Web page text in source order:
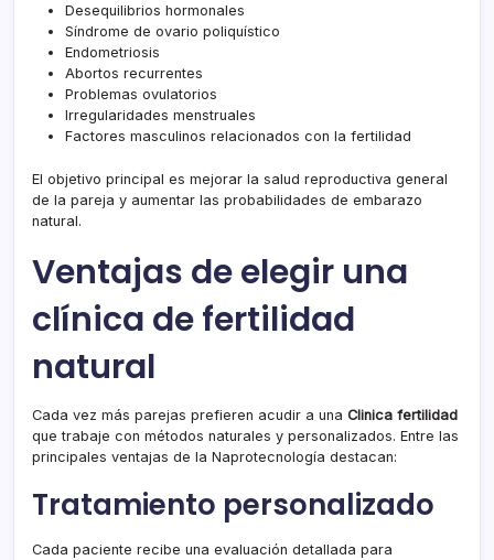
Desequilibrios hormonales
Síndrome de ovario poliquístico
Endometriosis
Abortos recurrentes
Problemas ovulatorios
Irregularidades menstruales
Factores masculinos relacionados con la fertilidad
El objetivo principal es mejorar la salud reproductiva general
de la pareja y aumentar las probabilidades de embarazo
natural.
Ventajas de elegir una
clínica de fertilidad
natural
Cada vez más parejas prefieren acudir a una Clinica fertilidad
que trabaje con métodos naturales y personalizados. Entre las
principales ventajas de la Naprotecnología destacan:
Tratamiento personalizado
Cada paciente recibe una evaluación detallada para